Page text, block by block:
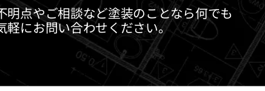
明点やご相談など塗装のことなら何でも
軽にお問い合わせください。